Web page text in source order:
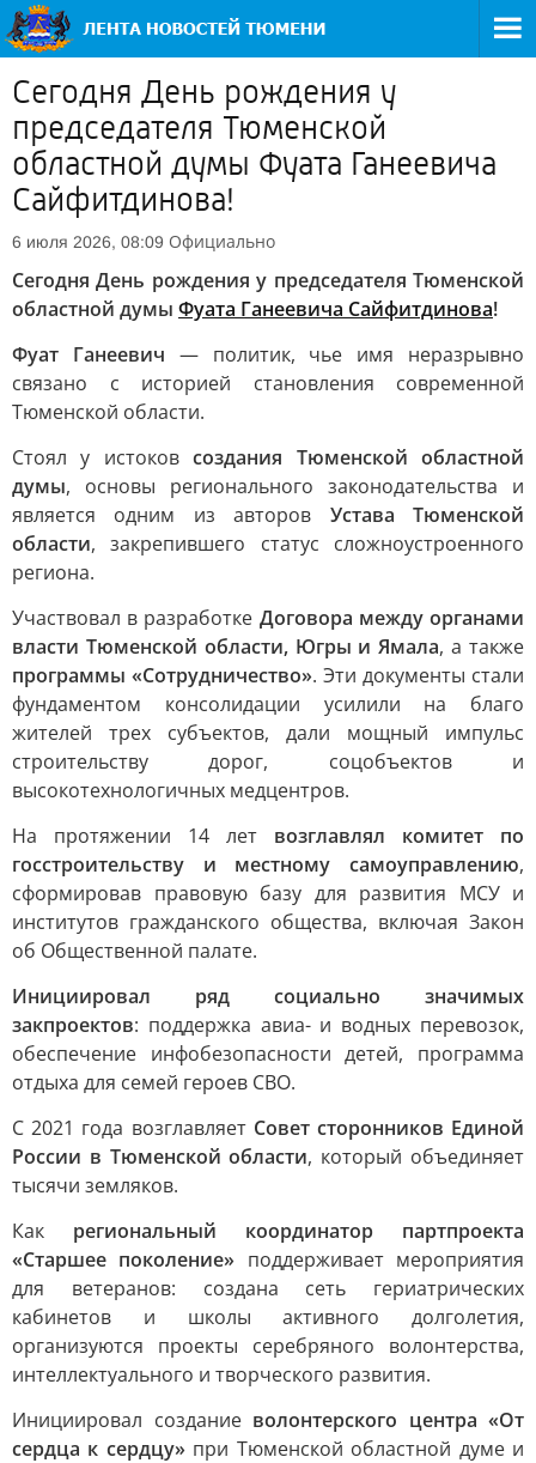
Сегодня День рождения у
председателя Тюменской
областной думы Фуата Ганеевича
Сайфитдинова!
6 июля 2026, 08:09 Официально
Сегодня День рождения у председателя Тюменской
областной думы Фуата Ганеевича Сайфитдинова!
Фуат Ганеевич — политик, чье имя неразрывно
связано с историей становления современной
Тюменской области.
Стоял у истоковсоздания Тюменской областной
думы, основы регионального законодательства и
является одним из авторов Устава Тюменской
области, закрепившего статус сложноустроенного
региона.
Участвовал в разработке Договора между органами
власти Тюменской области, Югры и Ямала, а также
программы «Сотрудничество». Эти документы стали
фундаментом консолидации усилили на благо
жителей трех субъектов, дали мощный импульс
строительству дорог, соцобъектов и
высокотехнологичных медцентров.
На протяжении 14 лет возглавлял комитет по
госстроительству и местному самоуправлению,
сформировав правовую базу для развития МСУ и
институтов гражданского общества, включая Закон
об Общественной палате.
Инициировал ряд социально значимых
закпроектов: поддержка авиа- и водных перевозок,
обеспечение инфобезопасности детей, программа
отдыха для семей героев СВО.
С 2021 года возглавляет Совет сторонников Единой
России в Тюменской области, который объединяет
тысячи земляков.
Как региональный координатор партпроекта
«Старшее поколение» поддерживает мероприятия
для ветеранов: создана сеть гериатрических
кабинетов и школы активного долголетия,
организуются проекты серебряного волонтерства,
интеллектуального и творческого развития.
Инициировал создание волонтерского центра «От
сердца к сердцу»при Тюменской областной думе и